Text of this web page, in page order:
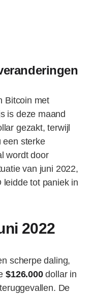
Bitcoin met
is deze maand
gezakt, terwijl
sterke
wordt door
van juni 2022,
leidde tot paniek in
2022
scherpe daling,
$126.000dollar in
De